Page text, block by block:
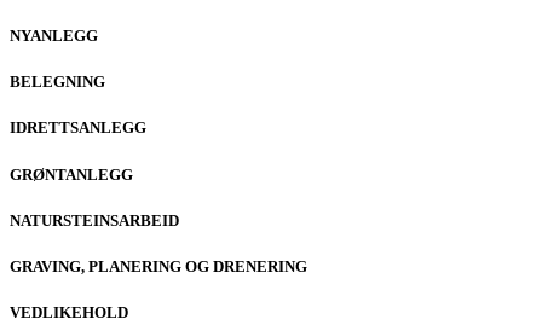
NYANLEGG
BELEGNING
IDRETTSANLEGG
GRØNTANLEGG
NATURSTEINSARBEID
GRAVING, PLANERING OG DRENERING
VEDLIKEHOLD